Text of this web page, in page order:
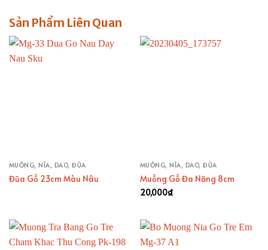
Sản Phẩm Liên Quan
MUỖNG, NĨA, DAO, ĐŨA
Đũa Gỗ 23cm Màu Nâu
MUỖNG, NĨA, DAO, ĐŨA
Muỗng Gỗ Đa Năng 8cm
20,000₫